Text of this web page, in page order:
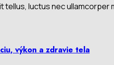
luctus nec ullamcorper
výkon a zdravie tela